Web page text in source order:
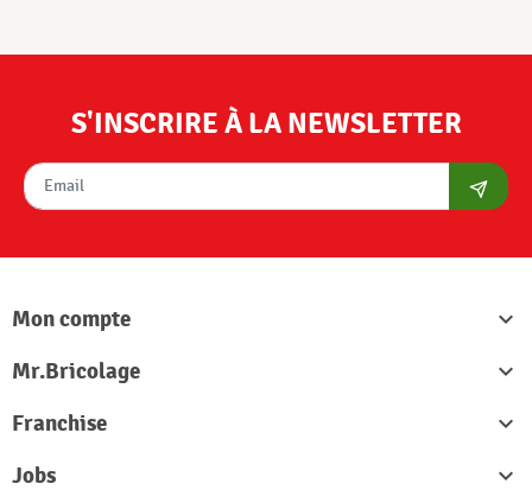
S'INSCRIRE À LA NEWSLETTER
Mon compte

Mr.Bricolage

Franchise

Jobs
